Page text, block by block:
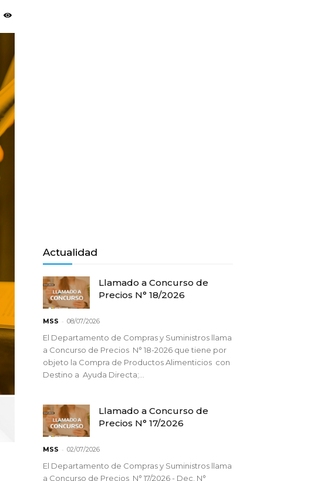
Actualidad
Llamado a Concurso de
Precios N° 18/2026
MSS - 08/07/2026
El Departamento de Compras y Suministros llama
a Concurso de Precios N° 18-2026 que tiene por
objeto la Compra de Productos Alimenticios con
Destino a Ayuda Directa;...
Llamado a Concurso de
Precios N° 17/2026
MSS - 02/07/2026
El Departamento de Compras y Suministros llama
a Concurso de Precios N° 17/2026 - Dec. N°